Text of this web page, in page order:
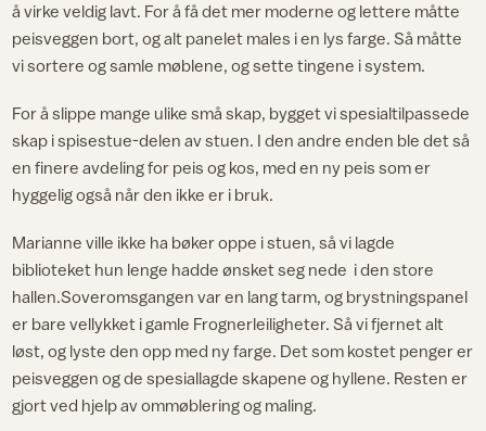
å virke veldig lavt. For å få det mer moderne og lettere måtte
peisveggen bort, og alt panelet males i en lys farge. Så måtte
vi sortere og samle møblene, og sette tingene i system.
For å slippe mange ulike små skap, bygget vi spesialtilpassede
skap i spisestue-delen av stuen. I den andre enden ble det så
en finere avdeling for peis og kos, med en ny peis som er
hyggelig også når den ikke er i bruk.
Marianne ville ikke ha bøker oppe i stuen, så vi lagde
biblioteket hun lenge hadde ønsket seg nede i den store
hallen.Soveromsgangen var en lang tarm, og brystningspanel
er bare vellykket i gamle Frognerleiligheter. Så vi fjernet alt
løst, og lyste den opp med ny farge. Det som kostet penger er
peisveggen og de spesiallagde skapene og hyllene. Resten er
gjort ved hjelp av ommøblering og maling.